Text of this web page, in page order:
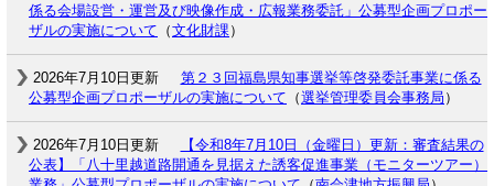
係る会場設営・運営及び映像作成・広報業務委託」公募型企画プロポー
ザルの実施について （文化財課）
2026年7月10日更新
第２３回福島県知事選挙等啓発委託事業に係る
公募型企画プロポーザルの実施について （選挙管理委員会事務局 ）
2026年7月10日更新
【令和8年7月10日（金曜日）更新：審査結果の
公表】「八十里越道路開通を見据えた誘客促進事業（モニターツアー）